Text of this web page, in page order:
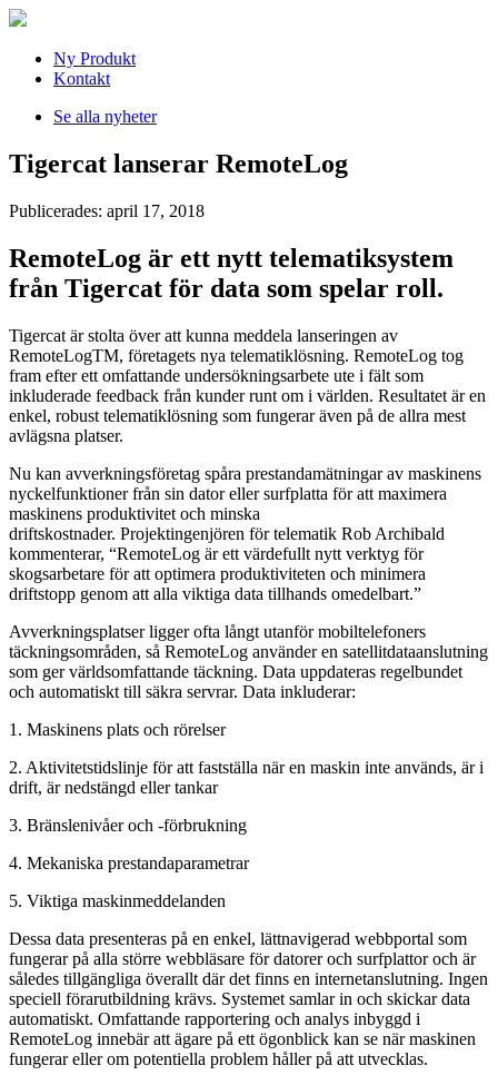
Ny Produkt
Kontakt
Se alla nyheter
Tigercat lanserar RemoteLog
Publicerades: april 17, 2018
RemoteLog är ett nytt telematiksystem
från Tigercat för data som spelar roll.
Tigercat är stolta över att kunna meddela lanseringen av
RemoteLogTM, företagets nya telematiklösning. RemoteLog tog
fram efter ett omfattande undersökningsarbete ute i fält som
inkluderade feedback från kunder runt om i världen. Resultatet är en
enkel, robust telematiklösning som fungerar även på de allra mest
avlägsna platser.
Nu kan avverkningsföretag spåra prestandamätningar av maskinens
nyckelfunktioner från sin dator eller surfplatta för att maximera
maskinens produktivitet och minska
driftskostnader. Projektingenjören för telematik Rob Archibald
kommenterar, “RemoteLog är ett värdefullt nytt verktyg för
skogsarbetare för att optimera produktiviteten och minimera
driftstopp genom att alla viktiga data tillhands omedelbart.”
Avverkningsplatser ligger ofta långt utanför mobiltelefoners
täckningsområden, så RemoteLog använder en satellitdataanslutning
som ger världsomfattande täckning. Data uppdateras regelbundet
och automatiskt till säkra servrar. Data inkluderar:
1. Maskinens plats och rörelser
2. Aktivitetstidslinje för att fastställa när en maskin inte används, är i
drift, är nedstängd eller tankar
3. Bränslenivåer och -förbrukning
4. Mekaniska prestandaparametrar
5. Viktiga maskinmeddelanden
Dessa data presenteras på en enkel, lättnavigerad webbportal som
fungerar på alla större webbläsare för datorer och surfplattor och är
således tillgängliga överallt där det finns en internetanslutning. Ingen
speciell förarutbildning krävs. Systemet samlar in och skickar data
automatiskt. Omfattande rapportering och analys inbyggd i
RemoteLog innebär att ägare på ett ögonblick kan se när maskinen
fungerar eller om potentiella problem håller på att utvecklas.